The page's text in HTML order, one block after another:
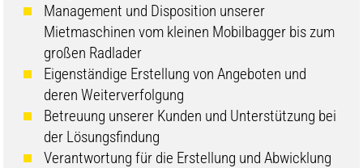
Management und Disposition unserer
Mietmaschinen vom kleinen Mobilbagger bis zum
großen Radlader
Eigenständige Erstellung von Angeboten und
deren Weiterverfolgung
Betreuung unserer Kunden und Unterstützung bei
der Lösungsfindung
Verantwortung für die Erstellung und Abwicklung